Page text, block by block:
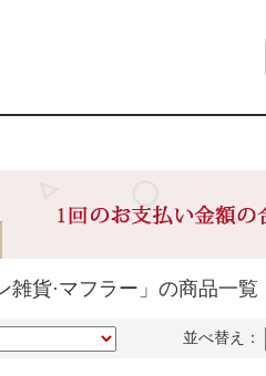
雑貨·マフラー」の商品一覧
並べ替え：